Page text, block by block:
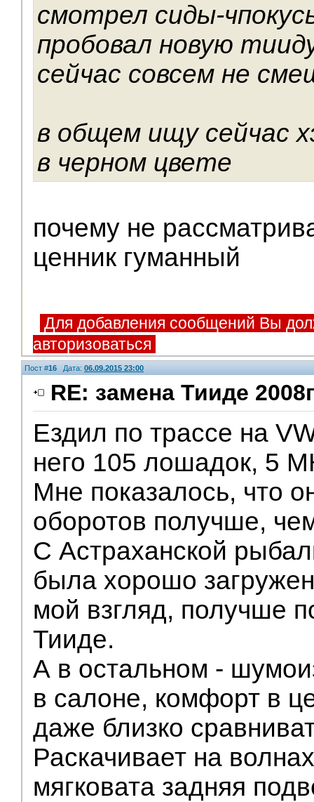
смотрел сиды-
пробовал новую
сейчас совсем не
в общем ищу сейчас
в черном цвете
почему не
ценник гуманный
Для добавления сообщений Вы
авторизоваться
Пост #16 Дата: 06.09.2015 23:00
RE: замена Тииде
Ездил по трассе на
него 105 лошадок, 5
Мне показалось, что
оборотов получше,
С Астраханской
была хорошо
мой взгляд, получше
Тииде.
А в остальном -
в салоне, комфорт в
даже близко
Раскачивает на
мягковата задняя